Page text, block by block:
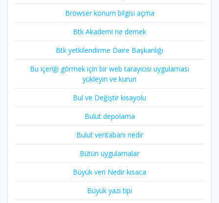
Browser konum bilgisi açma
Btk Akademi ne demek
Btk yetkilendirme Daire Başkanlığı
Bu içeriği görmek için bir web tarayıcısı uygulaması
yükleyin ve kurun
Bul ve Değiştir kısayolu
Bulut depolama
Bulut veritabanı nedir
Bütün uygulamalar
Büyük veri Nedir kısaca
Büyük yazı tipi